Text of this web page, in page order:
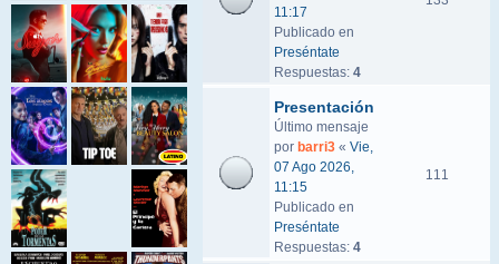
11:17
Publicado en
Preséntate
Respuestas: 4
Presentación
Último mensaje
por barri3 « Vie,
07 Ago 2026,
11:15
Publicado en
Preséntate
Respuestas: 4
111